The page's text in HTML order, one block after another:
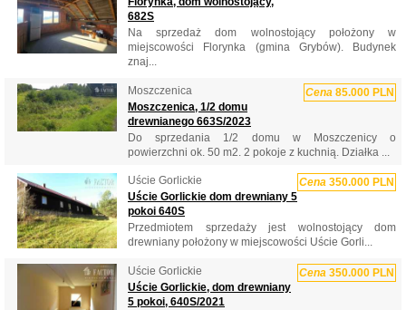
682S
Na sprzedaż dom wolnostojący położony w
miejscowości Florynka (gmina Grybów). Budynek
znaj...
Moszczenica Cena 85.000 PLN
Moszczenica, 1/2 domu
drewnianego 663S/2023
Do sprzedania 1/2 domu w Moszczenicy o
powierzchni ok. 50 m2. 2 pokoje z kuchnią. Działka ...
Uście Gorlickie Cena 350.000 PLN
Uście Gorlickie dom drewniany 5
pokoi 640S
Przedmiotem sprzedaży jest wolnostojący dom
drewniany położony w miejscowości Uście Gorli...
Uście Gorlickie Cena 350.000 PLN
Uście Gorlickie, dom drewniany
5 pokoi, 640S/2021